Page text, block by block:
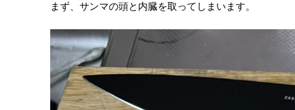
まず、サンマの頭と内臓を取ってしまいます。